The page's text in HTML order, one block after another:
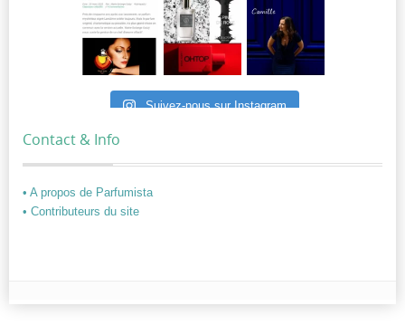
Suivez-nous sur Instagram
Contact & Info
• A propos de Parfumista
• Contributeurs du site